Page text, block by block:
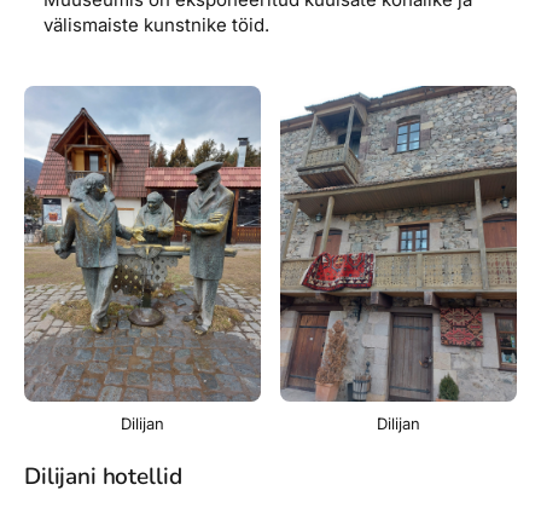
välismaiste kunstnike töid.
Dilijan Dilijan
Dilijani hotellid